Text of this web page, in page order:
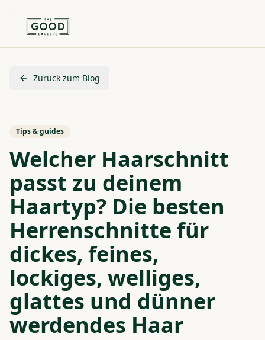
Zurück zum Blog
Tips & guides
Welcher Haarschnitt
passt zu deinem
Haartyp? Die besten
Herrenschnitte für
dickes, feines,
lockiges, welliges,
glattes und dünner
werdendes Haar